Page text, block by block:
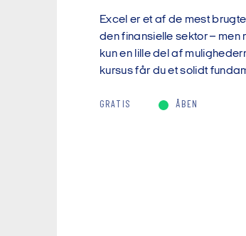
Excel er et af de mest
den finansielle sektor – men
kun en lille del af
kursus får du et solidt
GRATIS ÅBEN